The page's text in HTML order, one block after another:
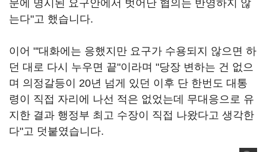
문에 명시된 요구안에서 벗어난 협의는 반영하지 않
는다"고 했습니다.
이어 "'대화에는 응했지만 요구가 수용되지 않으면 하
던 대로 다시 누우면 끝"이라며 "당장 변하는 건 없으
며 의정갈등이 20년 넘게 있던 이후 단 한번도 대통
령이 직접 자리에 나선 적은 없었는데 무대응으로 유
지한 결과 행정부 최고 수장이 직접 나왔다고 생각한
다"고 덧붙였습니다.